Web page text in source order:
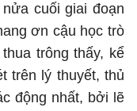
cuối giai đoạn
ơn cậu học trò
trông thấy, kể
trên lý thuyết, thủ
động nhất, bởi lẽ